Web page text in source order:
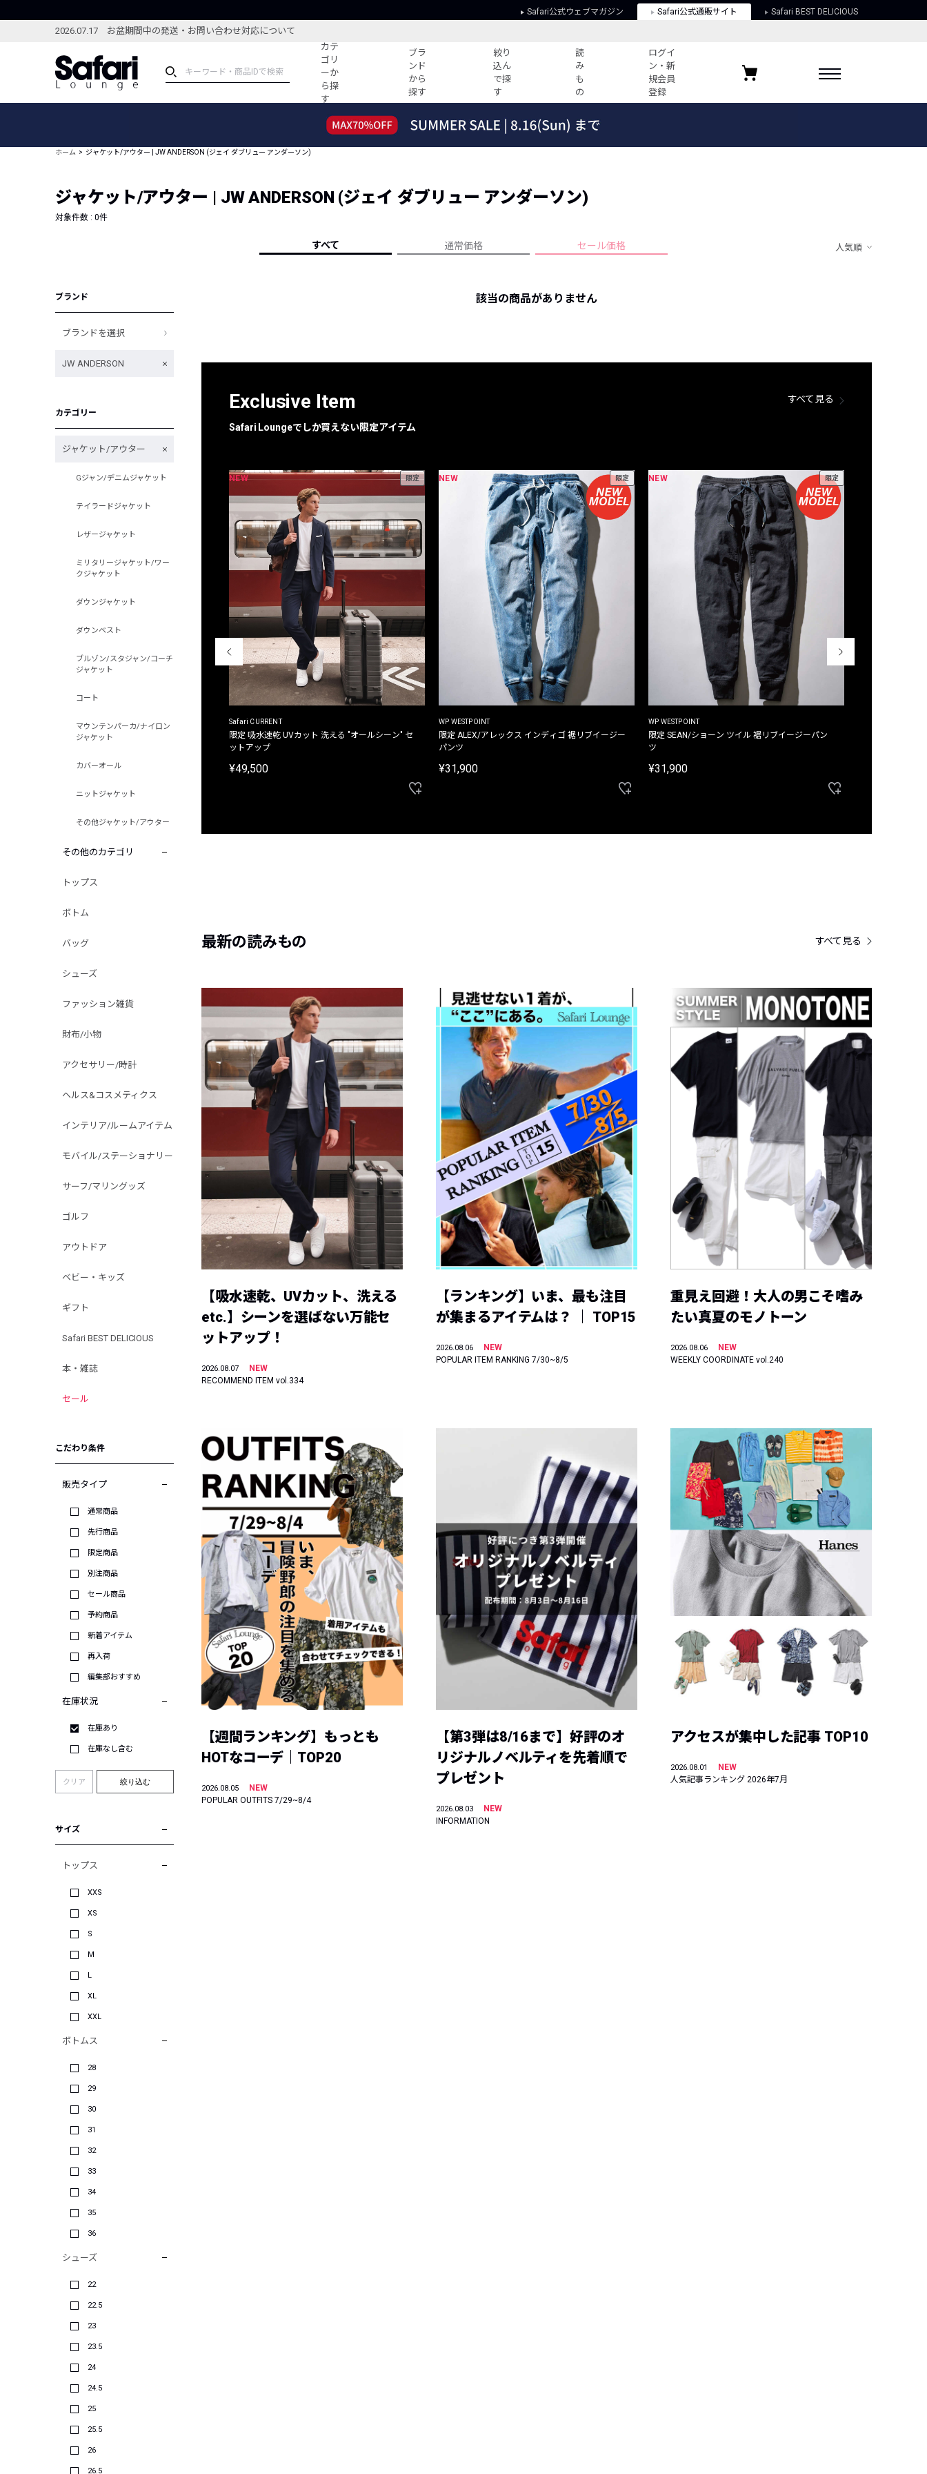
Safari公式ウェブマガジン Safari公式通販サイト Safari BEST DELICIOUS
2026.07.17 お盆期間中の発送・お問い合わせ対応について
カテ
ゴリ
ーか
ら探
す
ブラ
ンド
から
探す
絞り
込ん
で探
す
読
み
も
の
ログイ
ン・新
規会員
登録
ブランドから探す
新着アイテム
編集部のおすすめアイテム
特集記事
コーディネート
すべての記事
ーデ紹介
HOTなコーデ TOP20
人気記事ランキング
フォーカスブランド
よくある質問
プライバシーポリシー
お気に入りブランド
ホーム ジャケット/アウター | JW ANDERSON (ジェイ ダブリュー アンダーソン)
ジャケット/アウター | JW ANDERSON (ジェイ ダブリュー アンダーソン)
対象件数 : 0件
すべて 通常価格 セール価格 人気順
ブランド
ブランドを選択
JW ANDERSON
カテゴリー
ジャケット/アウター
Gジャン/デニムジャケット
テイラードジャケット
レザージャケット
ミリタリージャケット/ワー
クジャケット
ダウンジャケット
ダウンベスト
ブルゾン/スタジャン/コーチ
ジャケット
コート
マウンテンパーカ/ナイロン
ジャケット
カバーオール
ニットジャケット
その他ジャケット/アウター
その他のカテゴリ
トップス
ボトム
バッグ
シューズ
ファッション雑貨
財布/小物
アクセサリー/時計
ヘルス&コスメティクス
インテリア/ルームアイテム
モバイル/ステーショナリー
サーフ/マリングッズ
ゴルフ
アウトドア
ベビー・キッズ
ギフト
Safari BEST DELICIOUS
本・雑誌
セール
こだわり条件
販売タイプ
通常商品
先行商品
限定商品
別注商品
セール商品
予約商品
新着アイテム
再入荷
編集部おすすめ
在庫状況
在庫あり
在庫なし含む
クリア 絞り込む
サイズ
トップス
XXS
XS
S
M
L
XL
XXL
ボトムス
28
29
30
31
32
33
34
35
36
シューズ
22
22.5
23
23.5
24
24.5
25
25.5
26
26.5
該当の商品がありません
Exclusive Item
Safari Loungeでしか買えない限定アイテム
すべて見る
別注限定 フード付き チェックシャツジャケット
NEW 限定
Safari CURRENT
限定 吸水速乾 UVカット 洗える "オールシーン" セ
ットアップ
¥49,500
NEW 限定
WP WESTPOINT
限定 ALEX/アレックス インディゴ 裾リブイージー
パンツ
¥31,900
NEW 限定
WP WESTPOINT
限定 SEAN/ショーン ツイル 裾リブイージーパン
ツ
¥31,900
最新の読みもの すべて見る
【吸水速乾、UVカット、洗える
etc.】シーンを選ばない万能セ
ットアップ！
2026.08.07
NEW
RECOMMEND ITEM vol.334
【ランキング】いま、最も注目
が集まるアイテムは？ ｜ TOP15
2026.08.06
NEW
POPULAR ITEM RANKING 7/30~8/5
重見え回避！大人の男こそ嗜み
たい真夏のモノトーン
2026.08.06
NEW
WEEKLY COORDINATE vol.240
【週間ランキング】もっとも
HOTなコーデ｜TOP20
2026.08.05
NEW
POPULAR OUTFITS 7/29~8/4
【第3弾は8/16まで】好評のオ
リジナルノベルティを先着順で
プレゼント
2026.08.03
NEW
INFORMATION
アクセスが集中した記事 TOP10
2026.08.01
NEW
人気記事ランキング 2026年7月